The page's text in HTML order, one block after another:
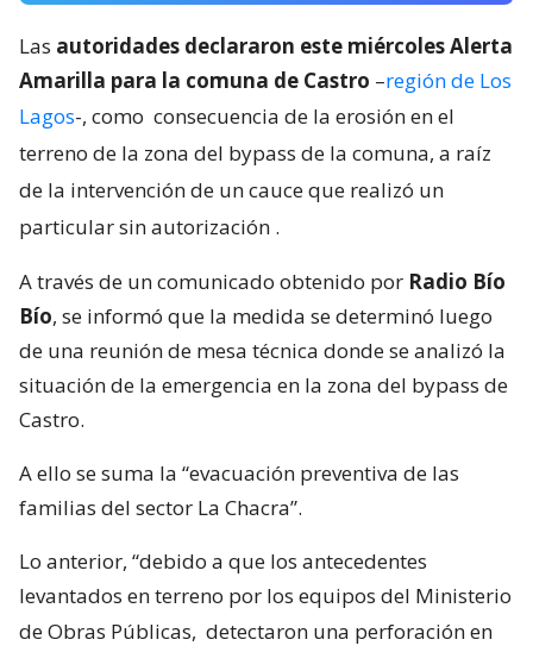
Las autoridades declararon este miércoles Alerta
Amarilla para la comuna de Castro –región de Los
Lagos-, como consecuencia de la erosión en el
terreno de la zona del bypass de la comuna, a raíz
de la intervención de un cauce que realizó un
particular sin autorización .
A través de un comunicado obtenido por Radio Bío
Bío, se informó que la medida se determinó luego
de una reunión de mesa técnica donde se analizó la
situación de la emergencia en la zona del bypass de
Castro.
A ello se suma la “evacuación preventiva de las
familias del sector La Chacra”.
Lo anterior, “debido a que los antecedentes
levantados en terreno por los equipos del Ministerio
de Obras Públicas, detectaron una perforación en